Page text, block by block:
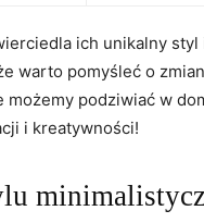
ich unikalny styl
warto⁤ pomyśleć o
podziwiać​ w‌
i kreatywności!